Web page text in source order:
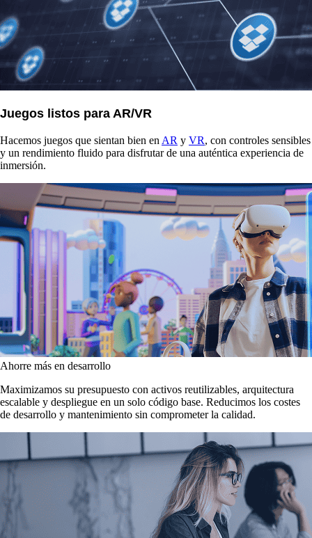
Juegos listos para AR/VR
Hacemos juegos que sientan bien en AR y VR, con controles sensibles
y un rendimiento fluido para disfrutar de una auténtica experiencia de
inmersión.
Ahorre más en desarrollo
Maximizamos su presupuesto con activos reutilizables, arquitectura
escalable y despliegue en un solo código base. Reducimos los costes
de desarrollo y mantenimiento sin comprometer la calidad.